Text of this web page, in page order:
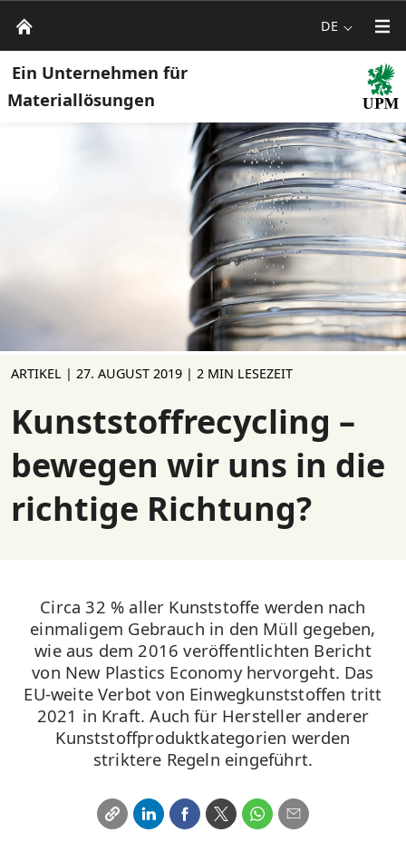
DE
Ein Unternehmen für
Materiallösungen
ARTIKEL | 27. AUGUST 2019 | 2 MIN LESEZEIT
Kunststoffrecycling –
bewegen wir uns in die
richtige Richtung?
Circa 32 % aller Kunststoffe werden nach
einmaligem Gebrauch in den Müll gegeben,
wie aus dem 2016 veröffentlichten Bericht
von New Plastics Economy hervorgeht. Das
EU-weite Verbot von Einwegkunststoffen tritt
2021 in Kraft. Auch für Hersteller anderer
Kunststoffproduktkategorien werden
striktere Regeln eingeführt.